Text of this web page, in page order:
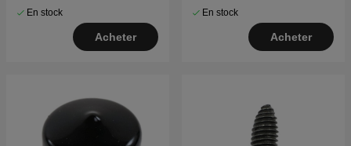
En stock
Acheter
En stock
Acheter